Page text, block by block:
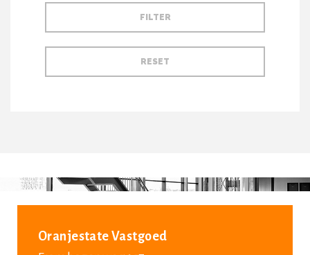
Oranjestate Vastgoed